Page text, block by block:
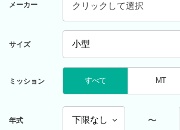
メーカー クリックして選択
サイズ
ミッション すべて MT
年式 〜